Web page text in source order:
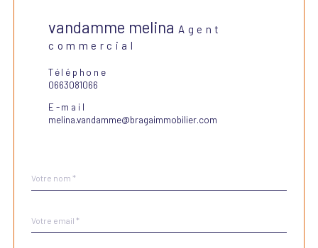
vandamme melina Agent
commercial
Téléphone
0663081066
E-mail
melina.vandamme@bragaimmobilier.com
par
*
*